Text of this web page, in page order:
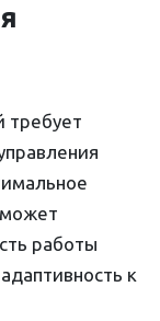
требует
работы
к